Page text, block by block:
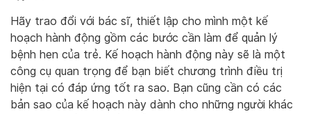
Hãy trao đổi với bác sĩ, thiết lập cho mình một kế
hoạch hành động gồm các bước cần làm để quản lý
bệnh hen của trẻ. Kế hoạch hành động này sẽ là một
công cụ quan trọng để bạn biết chương trình điều trị
hiện tại có đáp ứng tốt ra sao. Bạn cũng cần có các
bản sao của kế hoạch này dành cho những người khác